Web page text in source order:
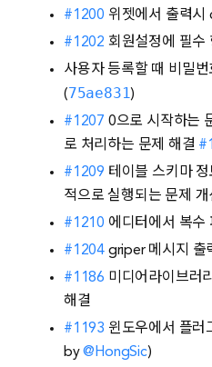
#1200 위젯에서 출력시
#1202 회원설정에 필수
사용자 등록할 때 비밀
(75ae831)
#1207 0으로 시작하는
로 처리하는 문제 해결
#1209 테이블 스키마
적으로 실행되는 문제 개
#1210 에디터에서 복수
#1204 griper 메시지 출
#1186 미디어라이브러
해결
#1193 윈도우에서 플
by@HongSic)